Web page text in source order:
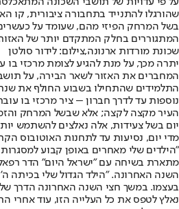
שהורגלו להתנייד בתחבורה ציבורית,
בשל המרחק הפיזי מהם, שעומד על
המתגוררים בחלק המתקדם יותר של
שכונת מורדות ארנונה,צילום: לידור סולטן
יתרה מכך, על מנת להגיע לצומת מרכזי בו
המחברים את האזור לשאר הבירה, על
התלמידים שהתחילו בשבוע החולף את
נוספות עד לדרך חברון – ציר מרכזי בו
העיר מקצה לקצה; אלא שבשל המרחק
יום בשל צעידות, אלה נאלצים להשתמש
מדי יום, נסיעות עד לתחנות האוטובוס
"הילדים שלי מאחרים באופן קבוע
מתארת בשיחה עם "ישראל היום" הדר
השנה האחרונה. "הילד הגדול שלי בכיתה ה'
בעצמו. במשך חצי השנה האחרונה הדרך
נאלץ לטפס את כל העלייה הזו, עוד אחרי